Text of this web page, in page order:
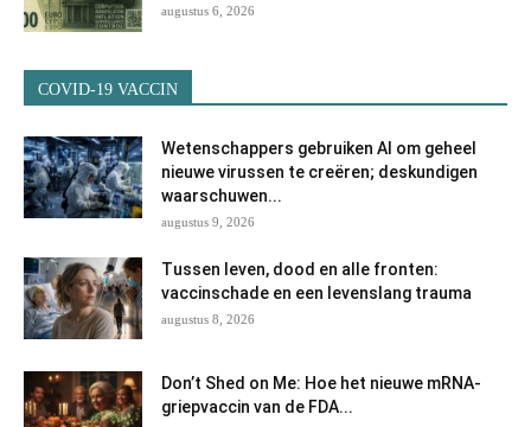
augustus 6, 2026
COVID-19 VACCIN
Wetenschappers gebruiken AI om geheel
nieuwe virussen te creëren; deskundigen
waarschuwen...
augustus 9, 2026
Tussen leven, dood en alle fronten:
vaccinschade en een levenslang trauma
augustus 8, 2026
Don’t Shed on Me: Hoe het nieuwe mRNA-
griepvaccin van de FDA...